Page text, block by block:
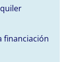
financiación